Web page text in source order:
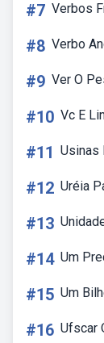
#7 Verbos
#8 Verbo
#9 Ver O
#10 Vc E
#11 Usinas
#12 Uréia
#13
#14 Um
#15 Um
#16 Ufscar